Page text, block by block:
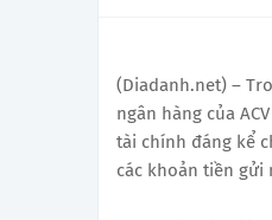
(Diadanh.net) –
ngân hàng của
tài chính đáng kể
các khoản tiền gửi